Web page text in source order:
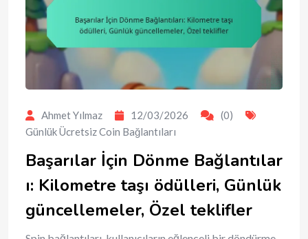
Ahmet Yılmaz 12/03/2026
(0)
Günlük Ücretsiz Coin Bağlantıları
Başarılar İçin Dönme Bağlantılar
ı: Kilometre taşı ödülleri, Günlük
güncellemeler, Özel teklifler